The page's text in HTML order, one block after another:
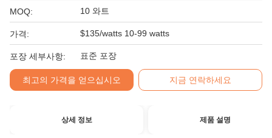
MOQ: 10 와트
가격: $135/watts 10-99 watts
포장 세부사항: 표준 포장
최고의 가격을 얻으십시오 지금 연락하세요
상세 정보 제품 설명